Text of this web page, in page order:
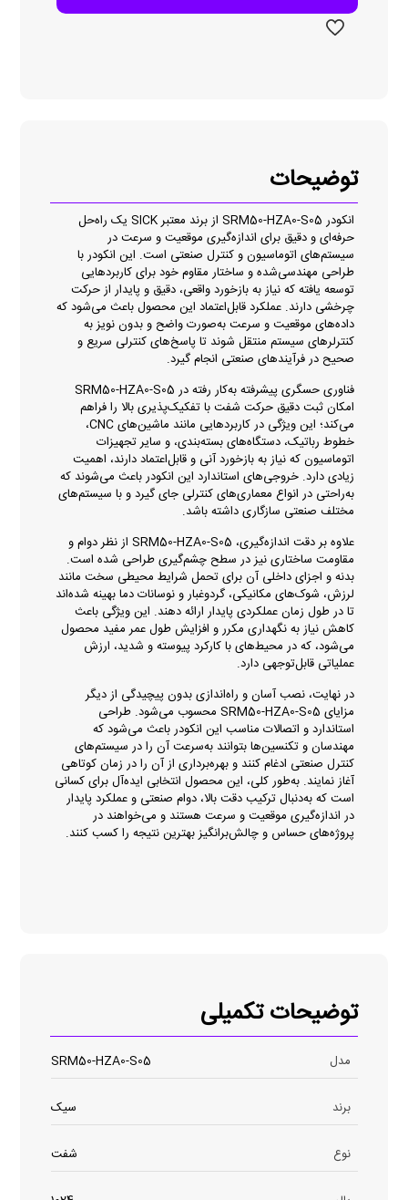
توضیحات
انکودر SRM50-HZA0-S05 از برند معتبر SICK یک راه‌حل
حرفه‌ای و دقیق برای اندازه‌گیری موقعیت و سرعت در
سیستم‌های اتوماسیون و کنترل صنعتی است. این انکودر با
طراحی مهندسی‌شده و ساختار مقاوم خود برای کاربردهایی
توسعه یافته که نیاز به بازخورد واقعی، دقیق و پایدار از حرکت
چرخشی دارند. عملکرد قابل‌اعتماد این محصول باعث می‌شود که
داده‌های موقعیت و سرعت به‌صورت واضح و بدون نویز به
کنترلرهای سیستم منتقل شوند تا پاسخ‌های کنترلی سریع و
صحیح در فرآیندهای صنعتی انجام گیرد.
فناوری حسگری پیشرفته به‌کار رفته در SRM50-HZA0-S05
امکان ثبت دقیق حرکت شفت با تفکیک‌پذیری بالا را فراهم
می‌کند؛ این ویژگی در کاربردهایی مانند ماشین‌های CNC،
خطوط رباتیک، دستگاه‌های بسته‌بندی، و سایر تجهیزات
اتوماسیون که نیاز به بازخورد آنی و قابل‌اعتماد دارند، اهمیت
زیادی دارد. خروجی‌های استاندارد این انکودر باعث می‌شوند که
به‌راحتی در انواع معماری‌های کنترلی جای گیرد و با سیستم‌های
مختلف صنعتی سازگاری داشته باشد.
علاوه بر دقت اندازه‌گیری، SRM50-HZA0-S05 از نظر دوام و
مقاومت ساختاری نیز در سطح چشم‌گیری طراحی شده است.
بدنه و اجزای داخلی آن برای تحمل شرایط محیطی سخت مانند
لرزش، شوک‌های مکانیکی، گردوغبار و نوسانات دما بهینه شده‌اند
تا در طول زمان عملکردی پایدار ارائه دهند. این ویژگی باعث
کاهش نیاز به نگهداری مکرر و افزایش طول عمر مفید محصول
می‌شود، که در محیط‌های با کارکرد پیوسته و شدید، ارزش
عملیاتی قابل‌توجهی دارد.
در نهایت، نصب آسان و راه‌اندازی بدون پیچیدگی از دیگر
مزایای SRM50-HZA0-S05 محسوب می‌شود. طراحی
استاندارد و اتصالات مناسب این انکودر باعث می‌شود که
مهندسان و تکنسین‌ها بتوانند به‌سرعت آن را در سیستم‌های
کنترل صنعتی ادغام کنند و بهره‌برداری از آن را در زمان کوتاهی
آغاز نمایند. به‌طور کلی، این محصول انتخابی ایده‌آل برای کسانی
است که به‌دنبال ترکیب دقت بالا، دوام صنعتی و عملکرد پایدار
در اندازه‌گیری موقعیت و سرعت هستند و می‌خواهند در
پروژه‌های حساس و چالش‌برانگیز بهترین نتیجه را کسب کنند.
توضیحات تکمیلی
مدل SRM50-HZA0-S05
برند سیک
نوع شفت